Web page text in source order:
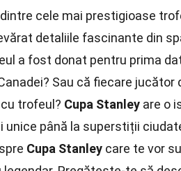
cele mai prestigioase
detaliile fascinante din
a fost donat pentru prima
Sau că fiecare
trofeul? Cupa Stanley are o
unice până la superstiții
Cupa Stanley care te vor